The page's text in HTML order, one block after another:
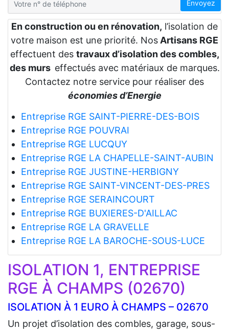
Envoyez
En construction ou en rénovation, l’isolation de
votre maison est une priorité. Nos Artisans RGE
effectuent des travaux d’isolation des combles,
des murs effectués avec matériaux de marques.
Contactez notre service pour réaliser des
économies d’Energie
Entreprise RGE SAINT-PIERRE-DES-BOIS
Entreprise RGE POUVRAI
Entreprise RGE LUCQUY
Entreprise RGE LA CHAPELLE-SAINT-AUBIN
Entreprise RGE JUSTINE-HERBIGNY
Entreprise RGE SAINT-VINCENT-DES-PRES
Entreprise RGE SERAINCOURT
Entreprise RGE BUXIERES-D'AILLAC
Entreprise RGE LA GRAVELLE
Entreprise RGE LA BAROCHE-SOUS-LUCE
ISOLATION 1, ENTREPRISE
RGE À CHAMPS (02670)
ISOLATION À 1 EURO À CHAMPS – 02670
Un projet d’isolation des combles, garage, sous-